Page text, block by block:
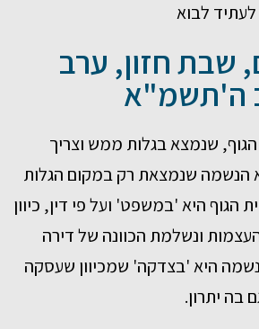
לבוא
שבת חזון, ערב
ה'תשמ"א
הגוף, שנמצא בגלות ממש וצריך
הנשמה שנמצאת רק במקום הגלות
הגוף היא 'במשפט' ועל פי דין, כיוון
ונשלמת הכוונה של דירה
היא 'בצדקה' שמכיוון שעסקה
בה יתרון.